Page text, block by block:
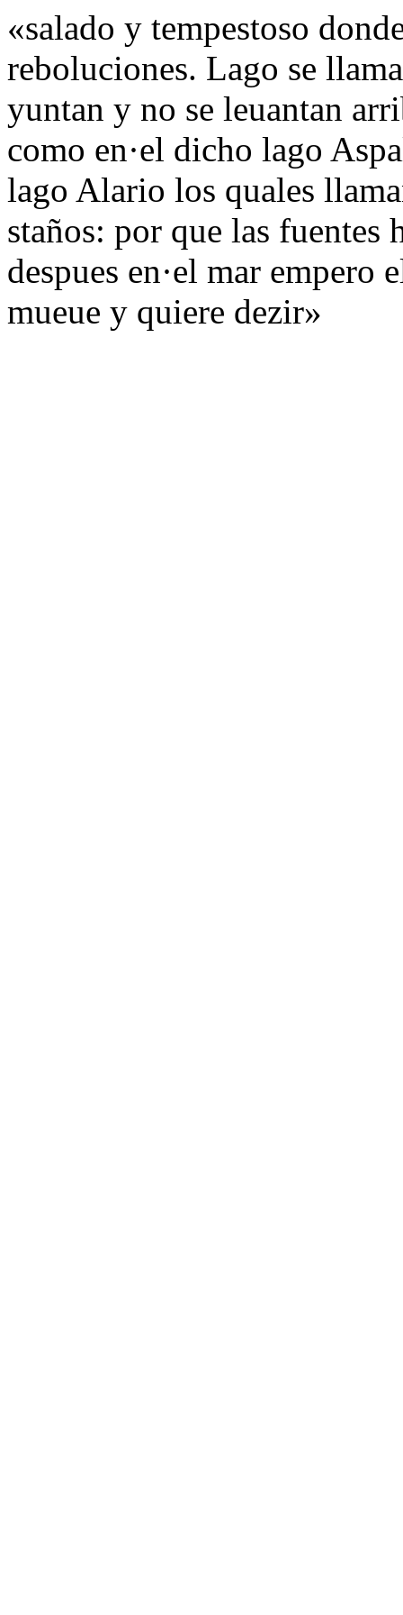
«salado y tempestoso
reboluciones. Lago se
yuntan y no se leuantan
como en·el dicho lago
lago Alario los quales
staños: por que las fuentes
despues en·el mar empero
mueue y quiere dezir»